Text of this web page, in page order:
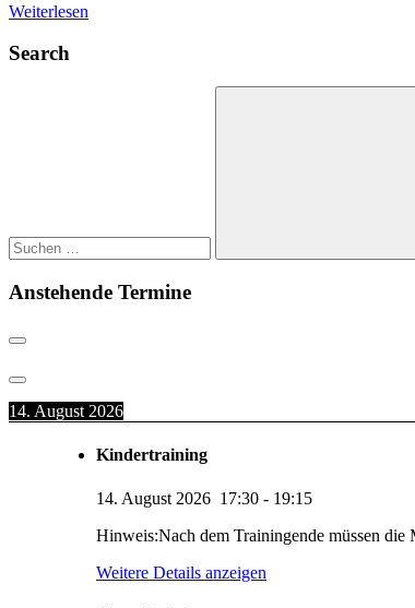
Weiterlesen
Search
Anstehende Termine
14. August 2026
Kindertraining
14. August 2026 17:30 - 19:15
Hinweis:Nach dem Trainingende müssen die
Weitere Details anzeigen